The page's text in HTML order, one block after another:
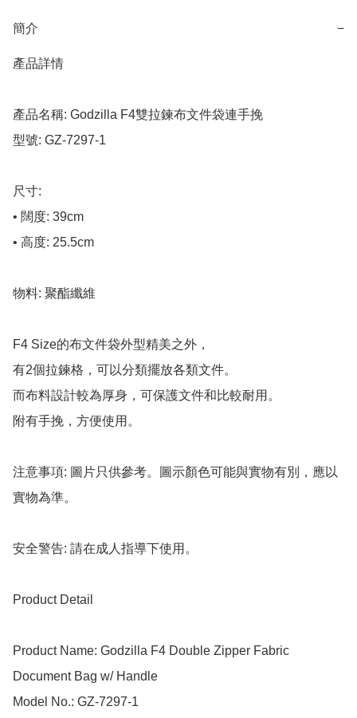
簡介 −
產品詳情
產品名稱: Godzilla F4雙拉鍊布文件袋連手挽
型號: GZ-7297-1
尺寸:
• 闊度: 39cm
• 高度: 25.5cm
物料: 聚酯纖維
F4 Size的布文件袋外型精美之外，
有2個拉鍊格，可以分類擺放各類文件。
而布料設計較為厚身，可保護文件和比較耐用。
附有手挽，方便使用。
注意事項: 圖片只供參考。圖示顏色可能與實物有別，應以
實物為準。
安全警告: 請在成人指導下使用。
Product Detail
Product Name: Godzilla F4 Double Zipper Fabric
Document Bag w/ Handle
Model No.: GZ-7297-1